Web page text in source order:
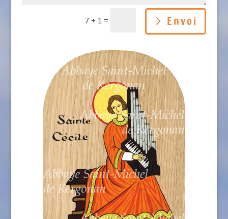
7 + 1 = Envoi